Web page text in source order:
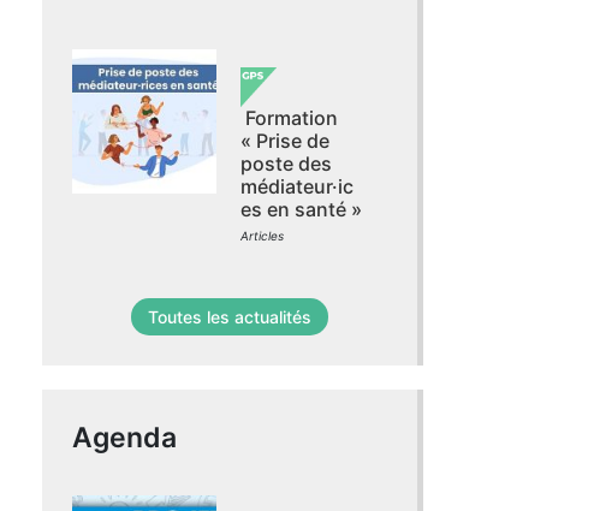
Formation
« Prise de
poste des
médiateur·ic
es en santé »
Articles
Toutes les actualités
Agenda